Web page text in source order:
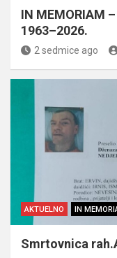
IN MEMORIAM
1963–2026.
2 sedmice ago
AKTUELNO IN
Smrtovnica